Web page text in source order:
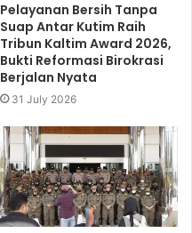
Pelayanan Bersih Tanpa
Suap Antar Kutim Raih
Tribun Kaltim Award 2026,
Bukti Reformasi Birokrasi
Berjalan Nyata
31 July 2026